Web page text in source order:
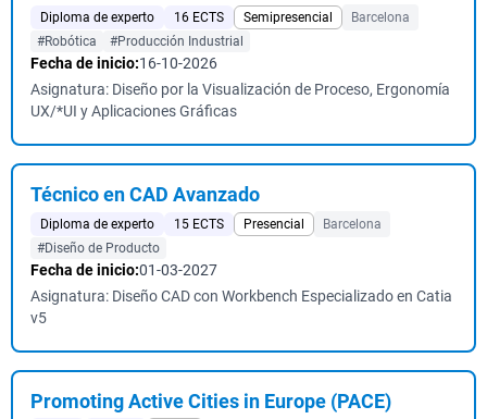
Diploma de experto 16 ECTS Semipresencial
Barcelona
#Robótica
#Producción Industrial
Fecha de inicio:16-10-2026
Asignatura: Diseño por la Visualización de Proceso, Ergonomía
UX/*UI y Aplicaciones Gráficas
Técnico en CAD Avanzado
Diploma de experto 15 ECTS Presencial
Barcelona
#Diseño de Producto
Fecha de inicio:01-03-2027
Asignatura: Diseño CAD con Workbench Especializado en Catia
v5
Promoting Active Cities in Europe (PACE)